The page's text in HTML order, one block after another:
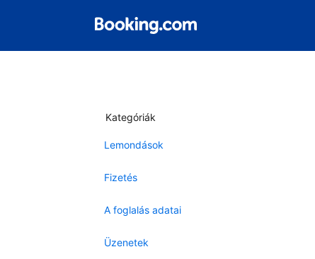
Kategóriák
Lemondások
Fizetés
A foglalás adatai
Üzenetek